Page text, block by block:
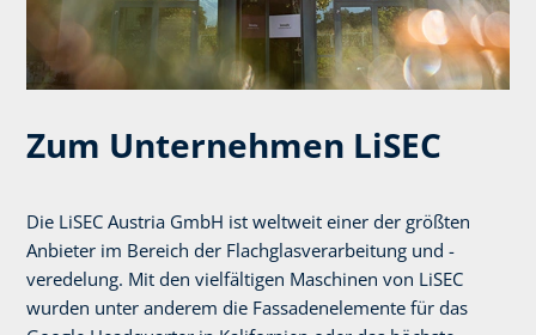
Zum Unternehmen LiSEC
Die LiSEC Austria GmbH ist weltweit einer der größten
Anbieter im Bereich der Flachglasverarbeitung und -
veredelung. Mit den vielfältigen Maschinen von LiSEC
wurden unter anderem die Fassadenelemente für das